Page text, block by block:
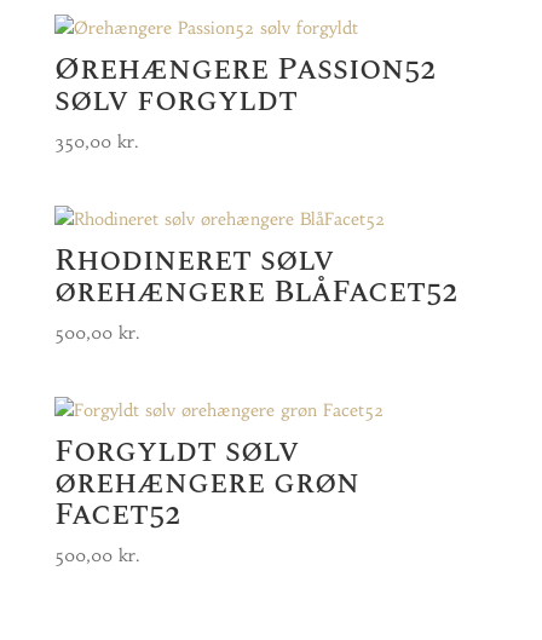
Ørehængere Passion52
sølv forgyldt
350,00 kr.
Rhodineret sølv
ørehængere BlåFacet52
500,00 kr.
Forgyldt sølv
ørehængere grøn
Facet52
500,00 kr.